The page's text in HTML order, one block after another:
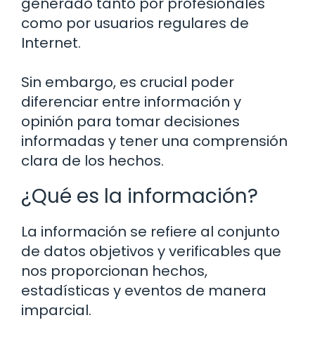
como por usuarios regulares de
Internet.
Sin embargo, es crucial poder
diferenciar entre información y
opinión para tomar decisiones
informadas y tener una comprensión
clara de los hechos.
¿Qué es la información?
La información se refiere al conjunto
de datos objetivos y verificables que
nos proporcionan hechos,
estadísticas y eventos de manera
imparcial.